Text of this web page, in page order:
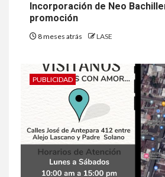
Incorporación de Neo
promoción
8 meses atrás LASE
PUBLICIDAD